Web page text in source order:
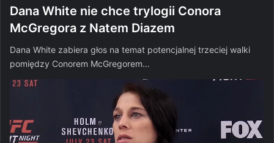
Dana White nie chce trylogii Conora
McGregora z Natem Diazem
Dana White zabiera głos na temat potencjalnej trzeciej walki
pomiędzy Conorem McGregorem…